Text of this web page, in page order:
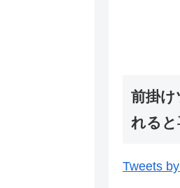
前掛け
れると
Tweets